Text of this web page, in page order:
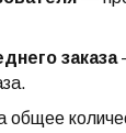
заказа
общее